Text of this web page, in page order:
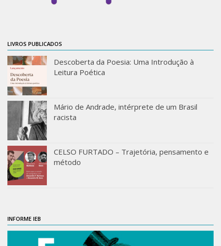
Credenciamento / Recredenciamento de Disciplina
Notícias da Pós
Aluno Especial
Dissertações Defendidas
Disciplinas de Pós-Graduação
2° semestre
Informações aos Alunos
Docentes
Podcast
LIVROS PUBLICADOS
Descoberta da Poesia: Uma Introdução à
Leitura Poética
Mário de Andrade, intérprete de um Brasil
racista
CELSO FURTADO – Trajetória, pensamento e
método
INFORME IEB